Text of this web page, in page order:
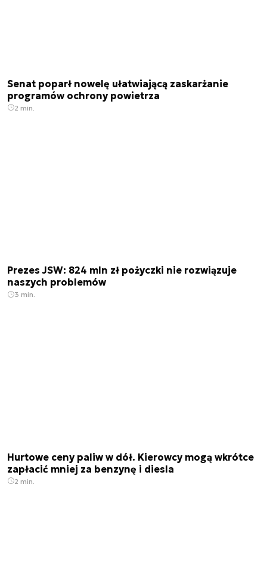
Senat poparł nowelę ułatwiającą zaskarżanie
programów ochrony powietrza
2 min.
Prezes JSW: 824 mln zł pożyczki nie rozwiązuje
naszych problemów
3 min.
Hurtowe ceny paliw w dół. Kierowcy mogą wkrótce
zapłacić mniej za benzynę i diesla
2 min.